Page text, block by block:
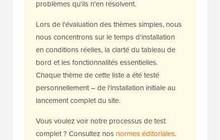
problèmes qu'ils n'en résolvent.
Lors de l'évaluation des thèmes simples, nous
nous concentrons sur le temps d'installation
en conditions réelles, la clarté du tableau de
bord et les fonctionnalités essentielles.
Chaque thème de cette liste a été testé
personnellement – de l'installation initiale au
lancement complet du site.
Vous voulez voir notre processus de test
complet ? Consultez nos normes éditoriales.